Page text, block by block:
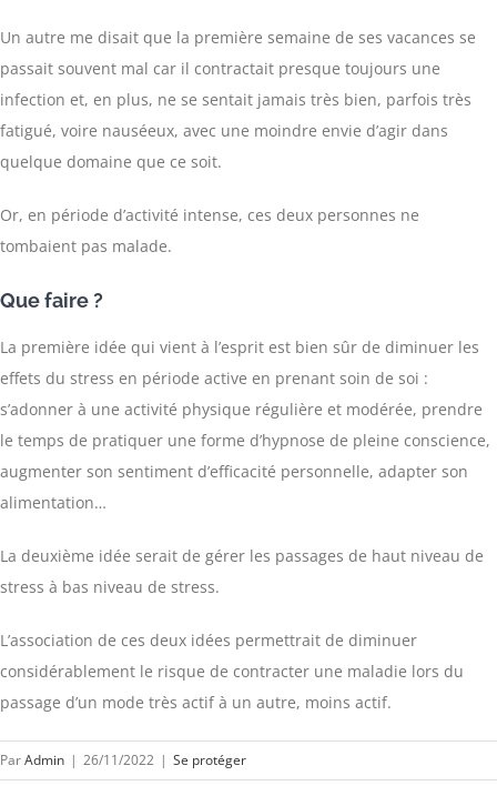
Un autre me disait que la première semaine de ses vacances se
passait souvent mal car il contractait presque toujours une
infection et, en plus, ne se sentait jamais très bien, parfois très
fatigué, voire nauséeux, avec une moindre envie d’agir dans
quelque domaine que ce soit.
Or, en période d’activité intense, ces deux personnes ne
tombaient pas malade.
Que faire ?
La première idée qui vient à l’esprit est bien sûr de diminuer les
effets du stress en période active en prenant soin de soi :
s’adonner à une activité physique régulière et modérée, prendre
le temps de pratiquer une forme d’hypnose de pleine conscience,
augmenter son sentiment d’efficacité personnelle, adapter son
alimentation…
La deuxième idée serait de gérer les passages de haut niveau de
stress à bas niveau de stress.
L’association de ces deux idées permettrait de diminuer
considérablement le risque de contracter une maladie lors du
passage d’un mode très actif à un autre, moins actif.
ParAdmin | 26/11/2022 | Se protéger